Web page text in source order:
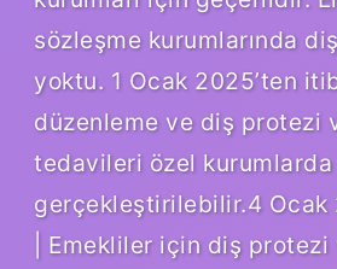
sözleşme kurumlarında
yoktu. 1 Ocak 2025’ten
düzenleme ve diş protezi
tedavileri özel kurumlarda
gerçekleştirilebilir.4 Ocak
| Emekliler için diş